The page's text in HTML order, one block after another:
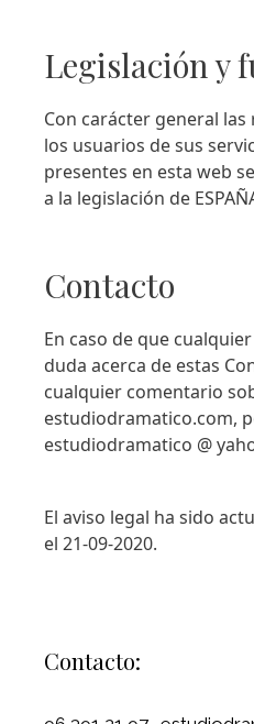
Legislación y
Con carácter general
los usuarios de sus
presentes en esta web
a la legislación de
Contacto
En caso de que
duda acerca de estas
cualquier comentario
estudiodramatico.com,
estudiodramatico @
El aviso legal ha sido
el 21-09-2020.
Contacto: